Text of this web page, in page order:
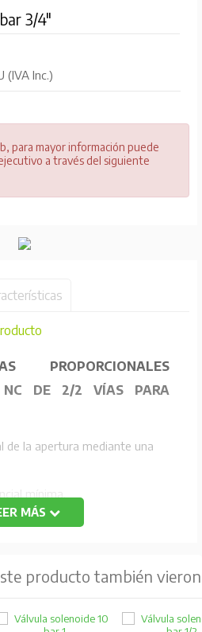
3/4"
(IVA Inc.)
para mayor información puede
a través del siguiente
PROPORCIONALES
NC DE 2/2 VÍAS PARA
de la apertura mediante una
mínima.
Temperatura de fluido -10-
4 -20 mA.
MÁS
producto también vieron